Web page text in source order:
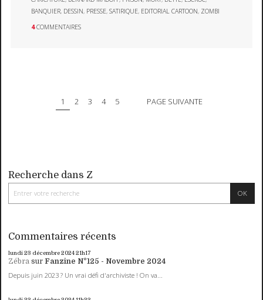
BANQUIER, DESSIN, PRESSE,SATIRIQUE, EDITORIAL CARTOON, ZOMBI
4 COMMENTAIRES
1 2 3 4 5 PAGE SUIVANTE
Recherche dans Z
Commentaires récents
lundi 23 décembre 202421h17
Zébra sur Fanzine N°125 - Novembre 2024
Depuis juin 2023 ? Un vrai défi d'archiviste ! On va...